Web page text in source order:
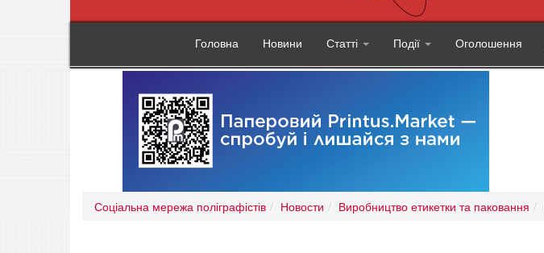
Головна Новини Статті Події Оголошення
Соціальна мережа поліграфістів Новости Виробництво етикетки та паковання